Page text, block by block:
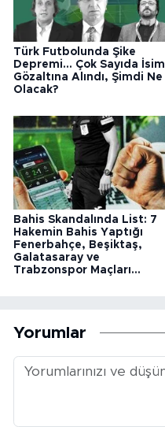
Türk Futbolunda Şike
Depremi... Çok Sayıda İsim
Gözaltına Alındı, Şimdi Ne
Olacak?
Bahis Skandalında List: 7
Hakemin Bahis Yaptığı
Fenerbahçe, Beşiktaş,
Galatasaray ve
Trabzonspor Maçları...
Yorumlar